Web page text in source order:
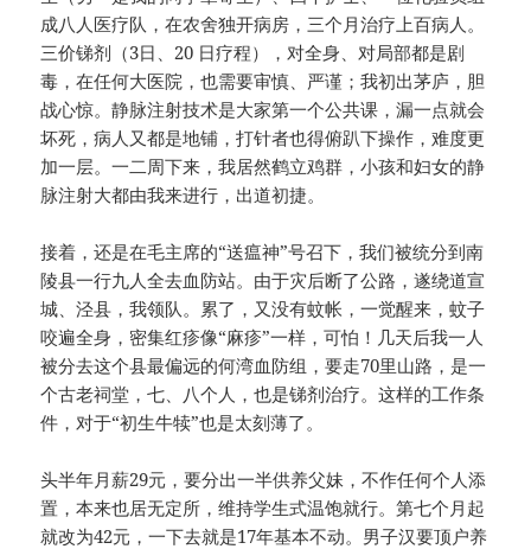
成八人医疗队，在农舍独开病房，三个月治疗上百病人。
三价锑剂（3日、20 日疗程），对全身、对局部都是剧
毒，在任何大医院，也需要审慎、严谨；我初出茅庐，胆
战心惊。静脉注射技术是大家第一个公共课，漏一点就会
坏死，病人又都是地铺，打针者也得俯趴下操作，难度更
加一层。一二周下来，我居然鹤立鸡群，小孩和妇女的静
脉注射大都由我来进行，出道初捷。
接着，还是在毛主席的“送瘟神”号召下，我们被统分到南
陵县一行九人全去血防站。由于灾后断了公路，遂绕道宣
城、泾县，我领队。累了，又没有蚊帐，一觉醒来，蚊子
咬遍全身，密集红疹像“麻疹”一样，可怕！几天后我一人
被分去这个县最偏远的何湾血防组，要走70里山路，是一
个古老祠堂，七、八个人，也是锑剂治疗。这样的工作条
件，对于“初生牛犊”也是太刻薄了。
头半年月薪29元，要分出一半供养父妹，不作任何个人添
置，本来也居无定所，维持学生式温饱就行。第七个月起
就改为42元，一下去就是17年基本不动。男子汉要顶户养